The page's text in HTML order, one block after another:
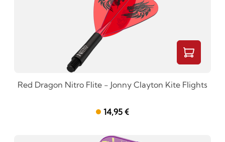
Red Dragon Nitro Flite - Jonny Clayton Kite Flights
14,95 €